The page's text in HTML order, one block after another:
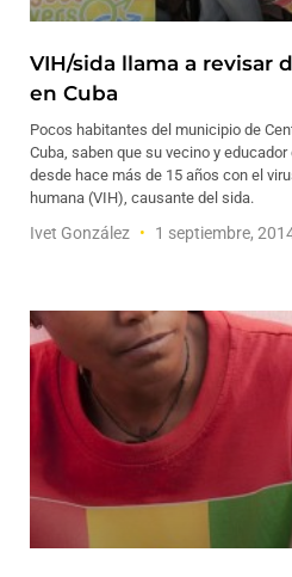
VIH/sida llama a revisar
en Cuba
Pocos habitantes del municipio de
Cuba, saben que su vecino y
desde hace más de 15 años con el
humana (VIH), causante del sida.
Ivet González 1 septiembre,